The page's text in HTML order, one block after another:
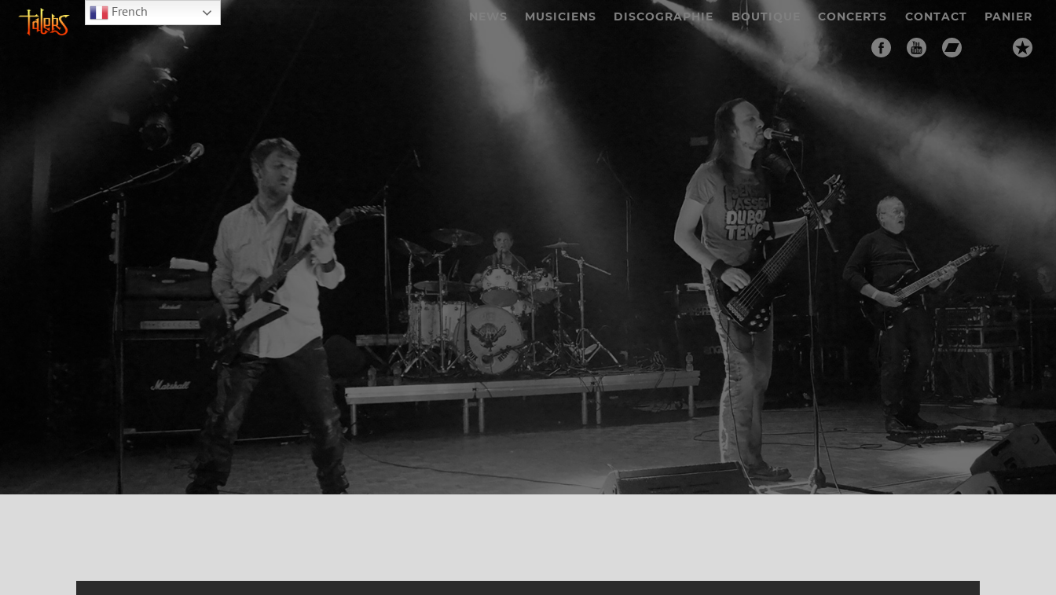
NEWS MUSICIENS DISCOGRAPHIE BOUTIQUE CONCERTS CONTACT PANIER
French